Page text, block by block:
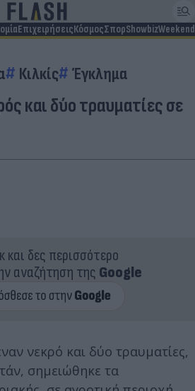
ΕπιχειρήσειςΚόσμοςΣπορShowbizWeekend
Κιλκίς Έγκλημα
και δύο τραυματίες σε
και δες περισσότερο
αναζήτηση της Google
νεκρό και δύο τραυματίες,
σημειώθηκε τα